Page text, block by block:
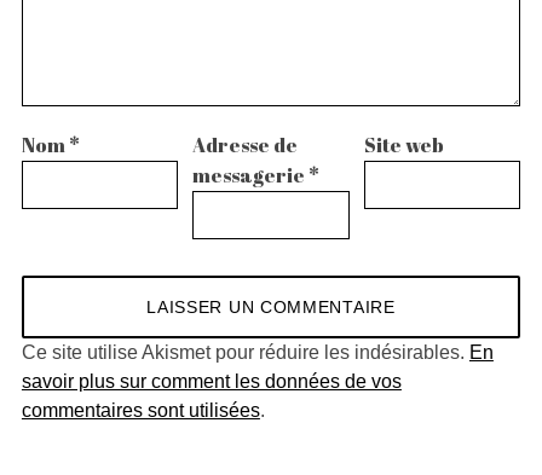
Nom*
Adresse de
messagerie *
Site web
Ce site utilise Akismet pour réduire les indésirables. En
savoir plus sur comment les données de vos
commentaires sont utilisées.